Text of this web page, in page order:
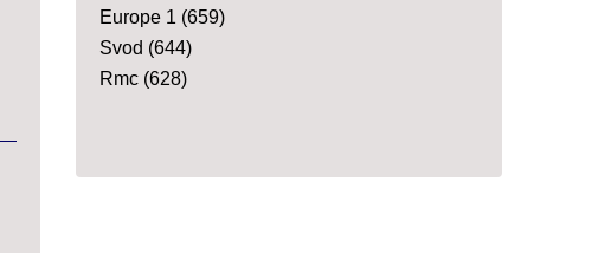
Europe 1 (659)
Svod (644)
Rmc (628)